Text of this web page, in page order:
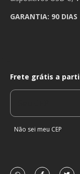
GARANTIA: 90 DIAS
Frete grátis a
Frete grátis a
Não sei meu CEP